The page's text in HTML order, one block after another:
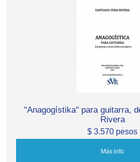
"Anagogístika" para guitarra,
Rivera
$ 3.570 pesos
Más info